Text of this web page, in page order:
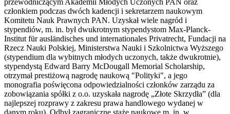
przewodniczącym Akademii Młodych Uczonych PAN oraz
członkiem podczas dwóch kadencji i sekretarzem naukowym
Komitetu Nauk Prawnych PAN. Uzyskał wiele nagród i
stypendiów, m. in. był dwukrotnym stypendystom Max-Planck-
Institut für ausländisches und internationales Privatrecht, Fundacji na
Rzecz Nauki Polskiej, Ministerstwa Nauki i Szkolnictwa Wyższego
(stypendium dla wybitnych młodych uczonych, także dwukrotnie),
stypendystą Edward Barry McDougall Memorial Scholarship,
otrzymał prestiżową nagrodę naukową "Polityki", a jego
monografia poświęcona odpowiedzialności członków zarządu za
zobowiązania spółki z o.o. uzyskała nagrodę „Złote Skrzydła” (dla
najlepszej rozprawy z zakresu prawa handlowego wydanej w